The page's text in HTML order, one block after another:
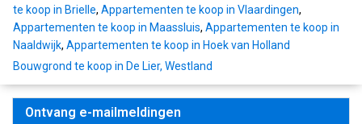
te koop in Brielle, Appartementen te koop in Vlaardingen,
Appartementen te koop in Maassluis, Appartementen te koop in
Naaldwijk, Appartementen te koop in Hoek van Holland
Bouwgrond te koop in De Lier, Westland
Ontvang e-mailmeldingen